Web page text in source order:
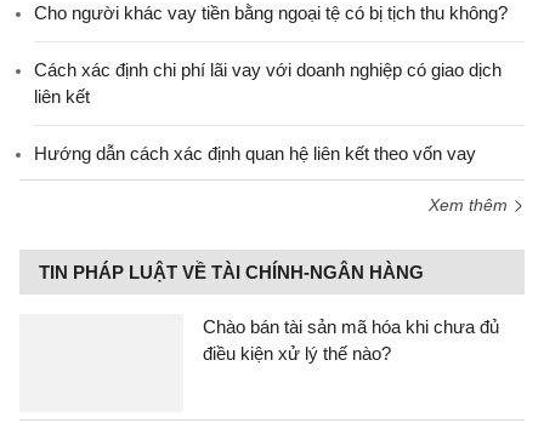
Cho người khác vay tiền bằng ngoại tệ có bị tịch thu không?
Cách xác định chi phí lãi vay với doanh nghiệp có giao dịch
liên kết
Hướng dẫn cách xác định quan hệ liên kết theo vốn vay
Xem thêm
TIN PHÁP LUẬT VỀ TÀI CHÍNH-NGÂN HÀNG
Chào bán tài sản mã hóa khi chưa đủ
điều kiện xử lý thế nào?